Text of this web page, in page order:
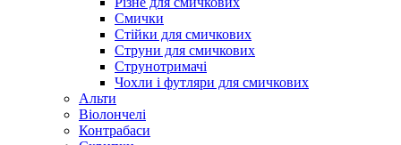
Смички
Стійки для смичкових
Струни для смичкових
Струнотримачі
Чохли і футляри для смичкових
Альти
Віолончелі
Контрабаси